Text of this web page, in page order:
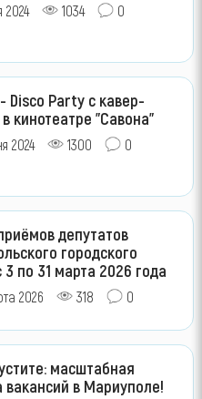
2024 1034 0
Disco Party с кавер-
кинотеатре "Савона"
2024 1300 0
депутатов
городского
3 по 31 марта 2026 года
2026 318 0
масштабная
вакансий в Мариуполе!